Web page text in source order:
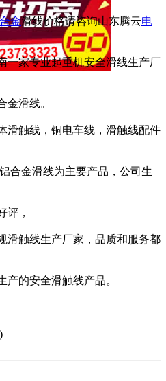
金滑线价格请咨询山东腾云电
一家专业起重机安全滑线生产厂
金滑线。
滑触线，铜电车线，滑触线配件
合金滑线为主要产品，公司生
评，
滑触线生产厂家，品质和服务都
的安全滑触线产品。